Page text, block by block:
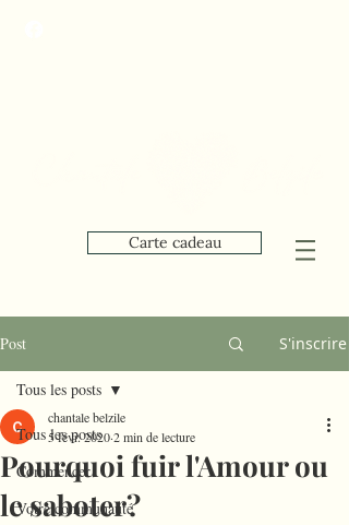
Carte cadeau
Post S'inscrire
Tous les posts
Commencer
Votre communauté
Tous les posts
Pourquoi fuir l'Amour ou
le saboter?
chantale belzile
5 févr. 20202 min de lecture